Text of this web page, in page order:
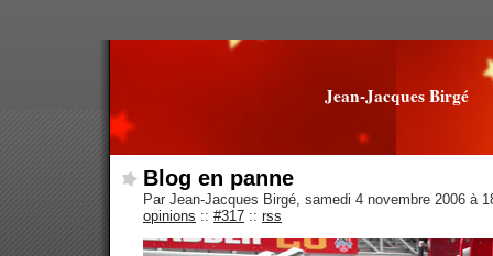
Jean-Jacques Birgé
Blog en panne
Par Jean-Jacques Birgé, samedi 4 novembre 2006 à
opinions :: #317 :: rss